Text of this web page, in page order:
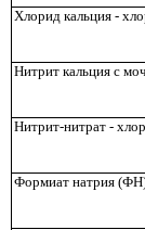
Хлорид кальция -
Нитрит кальция с
Нитрит-нитрат -
Формиат натрия